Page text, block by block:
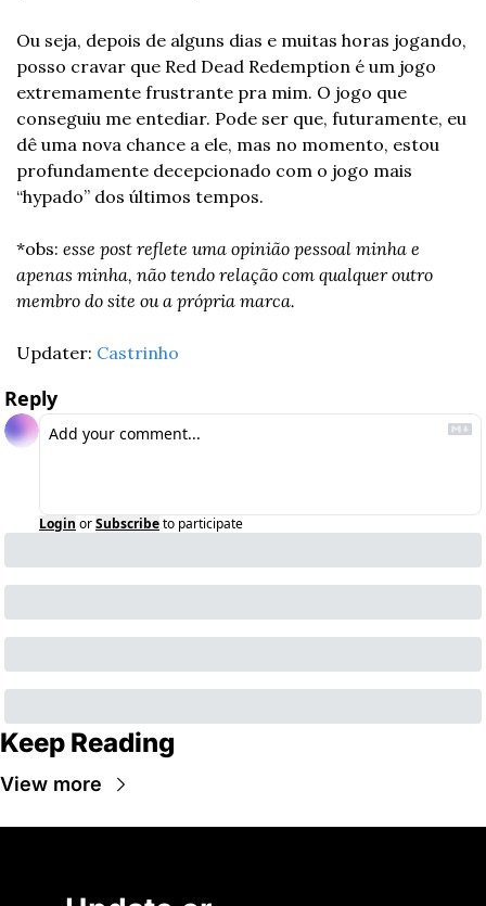
Ou seja, depois de alguns dias e muitas horas jogando,
posso cravar que Red Dead Redemption é um jogo
extremamente frustrante pra mim. O jogo que
conseguiu me entediar. Pode ser que, futuramente, eu
dê uma nova chance a ele, mas no momento, estou
profundamente decepcionado com o jogo mais
“hypado” dos últimos tempos.
*obs: esse post reflete uma opinião pessoal minha e
apenas minha, não tendo relação com qualquer outro
membro do site ou a própria marca.
Updater: Castrinho
Reply
Login orSubscribeto participate
Keep Reading
View more